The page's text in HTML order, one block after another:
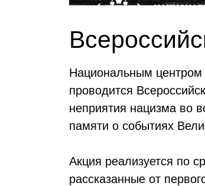
Национальным центром
проводится
неприятия нацизма во
памяти о событиях
Акция реализуется по
рассказанные от